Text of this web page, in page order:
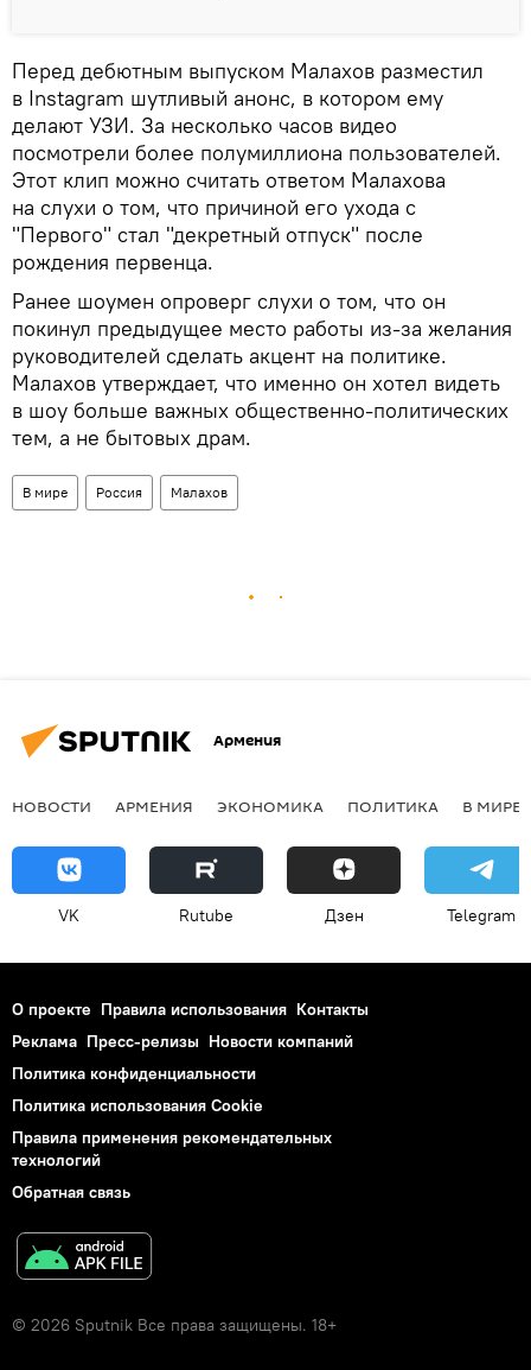
Перед дебютным выпуском Малахов разместил
в Instagram шутливый анонс, в котором ему
делают УЗИ. За несколько часов видео
посмотрели более полумиллиона пользователей.
Этот клип можно считать ответом Малахова
на слухи о том, что причиной его ухода с
"Первого" стал "декретный отпуск" после
рождения первенца.
Ранее шоумен опроверг слухи о том, что он
покинул предыдущее место работы из-за желания
руководителей сделать акцент на политике.
Малахов утверждает, что именно он хотел видеть
в шоу больше важных общественно-политических
тем, а не бытовых драм.
В мире Россия Малахов
Армения
НОВОСТИ АРМЕНИЯ ЭКОНОМИКА ПОЛИТИКА В МИРЕ
VK Rutube Дзен Telegram
О проекте Правила использования Контакты
Реклама Пресс-релизы Новости компаний
Политика конфиденциальности
Политика использования Cookie
Правила применения рекомендательных
технологий
Обратная связь
© 2026 Sputnik Все права защищены. 18+